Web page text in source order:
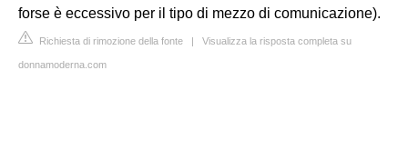
forse è eccessivo per il tipo di mezzo di comunicazione).
Richiesta di rimozione della fonte | Visualizza la risposta completa su
donnamoderna.com